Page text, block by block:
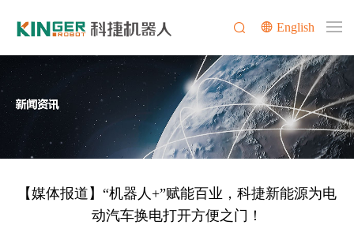
English
【媒体报道】“机器人+”赋能百业，科捷新能源为电
动汽车换电打开方便之门！